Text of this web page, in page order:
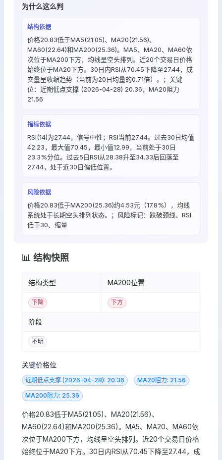
为什么这么判
结构依据
价格20.83低于MA5(21.05)、MA20(21.56)、
MA60(22.64)和MA200(25.36)。MA5、MA20、MA60依
次位于MA200下方，均线呈空头排列。近20个交易日价格
始终位于MA20下方。30日内RSI从70.45下降至27.44，成
交量呈收缩趋势（当前为20日均量的0.71倍）。；关键
位：近期低点支撑 (2026-04-28) 20.36，MA20阻力
21.56
指标依据
RSI(14)为27.44，信号中性；RSI当前27.44。过去30日均值
42.23，最大值70.45，最小值12.99，当前处于30日
23.3%分位。过去5日RSI从28.38升至34.33后回落至
27.44，处于近30日偏低位置。
风险依据
价格20.83低于MA200(25.36)约4.53元（17.8%），均线
系统处于长期空头排列状态。；风险标记：跌破颈线、RSI
低于30、缩量
📊 结构快照
结构类型 MA200位置
下降 下方
阶段
不明
关键价格位
近期低点支撑 (2026-04-28): 20.36 MA20阻力: 21.56
MA200阻力: 25.36
价格20.83低于MA5(21.05)、MA20(21.56)、
MA60(22.64)和MA200(25.36)。MA5、MA20、MA60依
次位于MA200下方，均线呈空头排列。近20个交易日价格
始终位于MA20下方。30日内RSI从70.45下降至27.44，成